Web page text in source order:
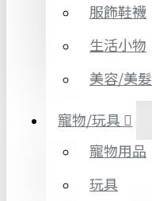
服飾鞋襪
生活小物
美容/美髮
寵物/玩具
寵物用品
玩具